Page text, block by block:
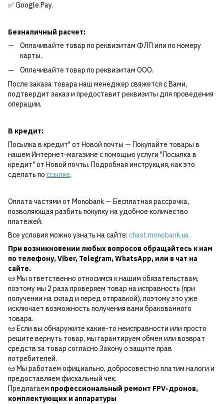
✅ Google Pay.
Безналичный расчет:
Оплачивайте товар по реквизитам ФЛП или по номеру
карты.
Оплачивайте товар по реквизитам ООО.
После заказа товара наш менеджер свяжется с Вами,
подтвердит заказ и предоставит реквизиты для проведения
операции.
В кредит:
Посылка в кредит" от Новой почты — Покупайте товары в
нашем Интернет-магазине с помощью услуги "Посылка в
кредит" от Новой почты. Подробная инструкция, как это
сделать по ссылке.
Оплата частями от Monobank — Бесплатная рассрочка,
позволяющая разбить покупку на удобное количество
платежей.
Все условия можно узнать на сайте: chast.monobank.ua
При возникновении любых вопросов обращайтесь к нам
по телефону,Viber, Telegram,WhatsApp, или в чат на
сайте.
📜 Мы ответственно относимся к нашим обязательствам,
поэтому мы 2 раза проверяем товар на исправность (при
получении на склад и перед отправкой), поэтому это уже
исключает возможность получения вами бракованного
товара.
📜 Если вы обнаружите какие-то неисправности или просто
решите вернуть товар, мы гарантируем обмен или возврат
средств за товар согласно Закону о защите прав
потребителей.
📜 Мы работаем официально, добросовестно платим налоги и
предоставляем фискальный чек.
Предлагаем профессиональный ремонт FPV-дронов,
комплектующих и аппаратуры